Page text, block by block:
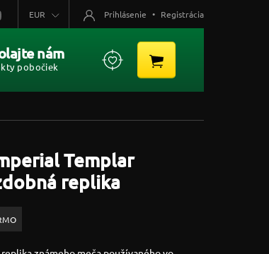
Templar
replika
EUR Prihlásenie • Registrácia
nám
pobočiek